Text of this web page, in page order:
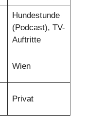
Hundestunde
(Podcast), TV-
Auftritte
Wien
Privat